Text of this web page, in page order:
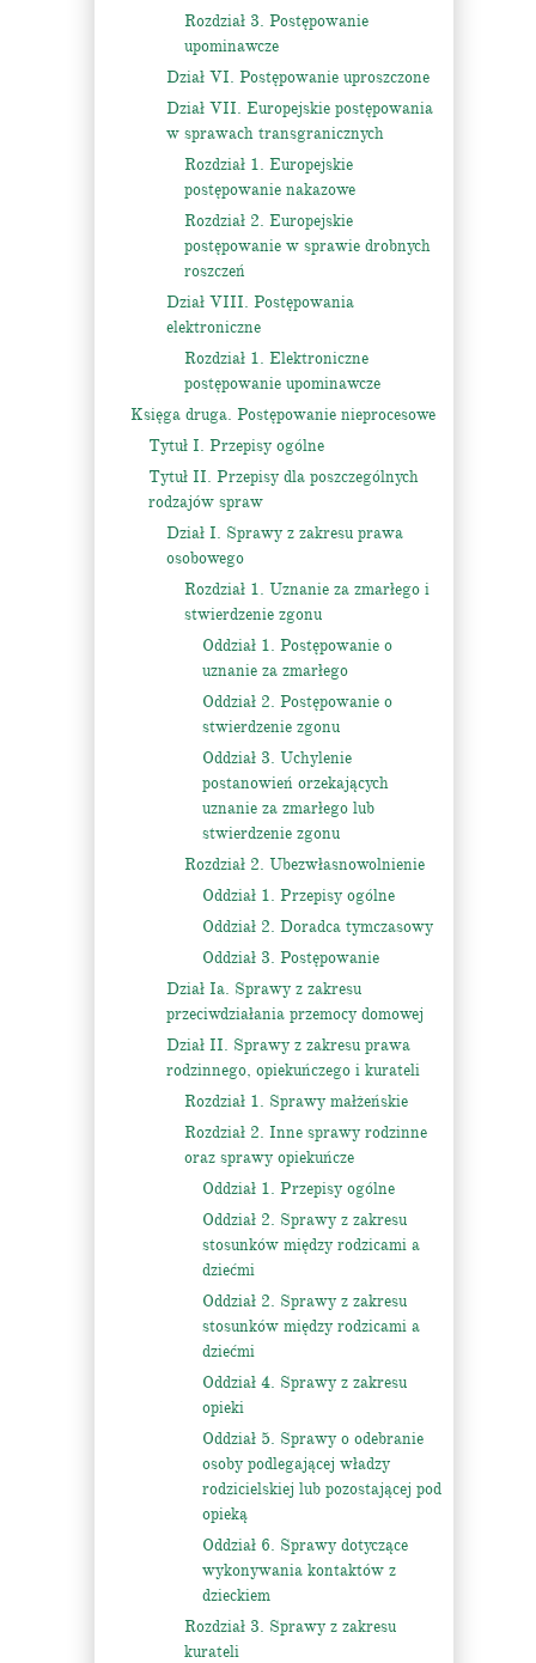
Rozdział 3. Postępowanie
upominawcze
Dział VI. Postępowanie uproszczone
Dział VII. Europejskie postępowania
w sprawach transgranicznych
Rozdział 1. Europejskie
postępowanie nakazowe
Rozdział 2. Europejskie
postępowanie w sprawie drobnych
roszczeń
Dział VIII. Postępowania
elektroniczne
Rozdział 1. Elektroniczne
postępowanie upominawcze
Księga druga. Postępowanie nieprocesowe
Tytuł I. Przepisy ogólne
Tytuł II. Przepisy dla poszczególnych
rodzajów spraw
Dział I. Sprawy z zakresu prawa
osobowego
Rozdział 1. Uznanie za zmarłego i
stwierdzenie zgonu
Oddział 1. Postępowanie o
uznanie za zmarłego
Oddział 2. Postępowanie o
stwierdzenie zgonu
Oddział 3. Uchylenie
postanowień orzekających
uznanie za zmarłego lub
stwierdzenie zgonu
Rozdział 2. Ubezwłasnowolnienie
Oddział 1. Przepisy ogólne
Oddział 2. Doradca tymczasowy
Oddział 3. Postępowanie
Dział Ia. Sprawy z zakresu
przeciwdziałania przemocy domowej
Dział II. Sprawy z zakresu prawa
rodzinnego, opiekuńczego i kurateli
Rozdział 1. Sprawy małżeńskie
Rozdział 2. Inne sprawy rodzinne
oraz sprawy opiekuńcze
Oddział 1. Przepisy ogólne
Oddział 2. Sprawy z zakresu
stosunków między rodzicami a
dziećmi
Oddział 2. Sprawy z zakresu
stosunków między rodzicami a
dziećmi
Oddział 4. Sprawy z zakresu
opieki
Oddział 5. Sprawy o odebranie
osoby podlegającej władzy
rodzicielskiej lub pozostającej pod
opieką
Oddział 6. Sprawy dotyczące
wykonywania kontaktów z
dzieckiem
Rozdział 3. Sprawy z zakresu
kurateli